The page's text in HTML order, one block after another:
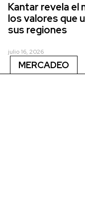
Kantar revela el
los valores que
sus regiones
julio 16, 2026
MERCADEO